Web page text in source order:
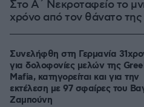
Στο Α΄ Νεκροταφείο το
χρόνο από τον θάνατο
Συνελήφθη στη Γερμανία
για δολοφονίες μελών της
Mafia, κατηγορείται και για την
εκτέλεση με 97 σφαίρες του
Ζαμπούνη